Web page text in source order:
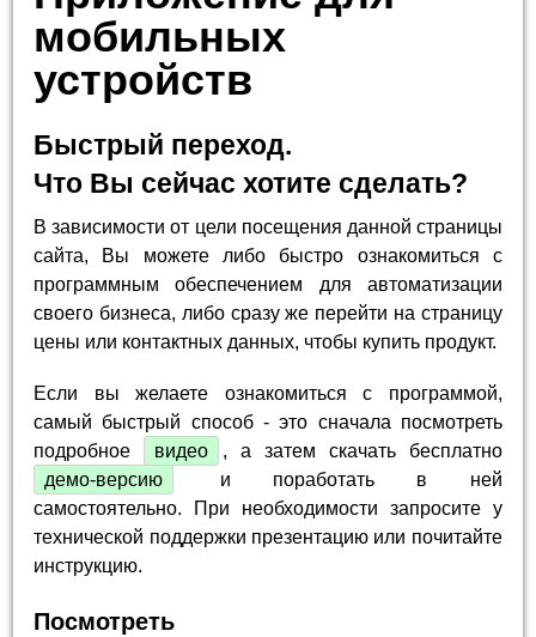
мобильных
устройств
Быстрый переход.
Что Вы сейчас хотите сделать?
В зависимости от цели посещения данной страницы
сайта, Вы можете либо быстро ознакомиться с
программным обеспечением для автоматизации
своего бизнеса, либо сразу же перейти на страницу
цены или контактных данных, чтобы купить продукт.
Если вы желаете ознакомиться с программой,
самый быстрый способ - это сначала посмотреть
подробное
видео
, а затем скачать бесплатно
демо-версию
и поработать в ней
самостоятельно. При необходимости запросите у
технической поддержки презентацию или почитайте
инструкцию.
Посмотреть